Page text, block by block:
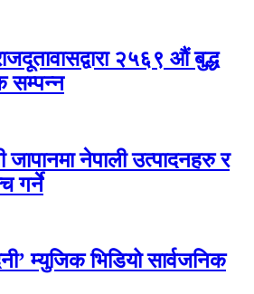
२५६९ औं बुद्ध
सम्पन्न
जापानमा नेपाली उत्पादनहरु र
गर्ने
म्युजिक भिडियो सार्वजनिक